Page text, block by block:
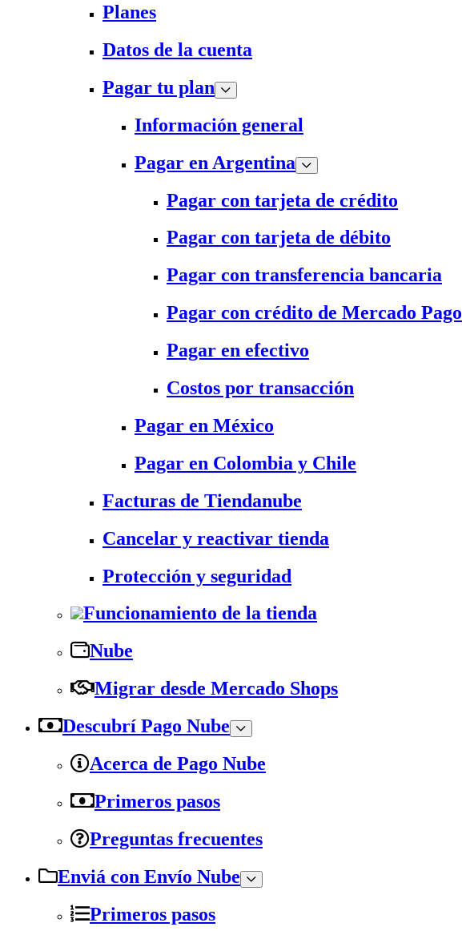
Planes
Datos de la cuenta
Pagar tu plan
Información general
Pagar en Argentina
Pagar con tarjeta de crédito
Pagar con tarjeta de débito
Pagar con transferencia bancaria
Pagar con crédito de Mercado Pago
Pagar en efectivo
Costos por transacción
Pagar en México
Pagar en Colombia y Chile
Facturas de Tiendanube
Cancelar y reactivar tienda
Protección y seguridad
Funcionamiento de la tienda
Nube
Migrar desde Mercado Shops
Descubrí Pago Nube
Acerca de Pago Nube
Primeros pasos
Preguntas frecuentes
Enviá con Envío Nube
Primeros pasos